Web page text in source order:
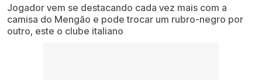
Jogador vem se destacando cada vez mais com a
camisa do Mengão e pode trocar um rubro-negro por
outro, este o clube italiano